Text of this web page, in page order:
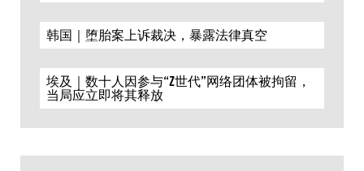
韩国｜堕胎案上诉裁决，暴露法律真空
埃及｜数十人因参与“Z世代”网络团体被拘留，
当局应立即将其释放